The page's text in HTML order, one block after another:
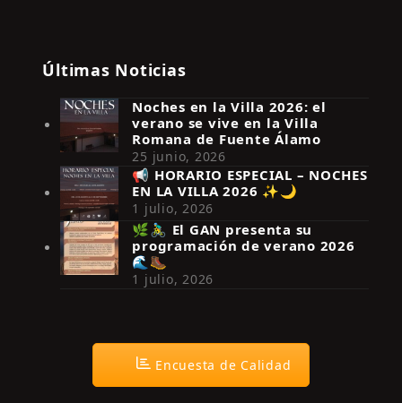
Síguenos en Instagram
Últimas Noticias
Noches en la Villa 2026: el
verano se vive en la Villa
Romana de Fuente Álamo
25 junio, 2026
📢 HORARIO ESPECIAL – NOCHES
EN LA VILLA 2026 ✨🌙
1 julio, 2026
🌿🚴‍♂️ El GAN presenta su
programación de verano 2026
🌊🥾
1 julio, 2026
Encuesta de Calidad